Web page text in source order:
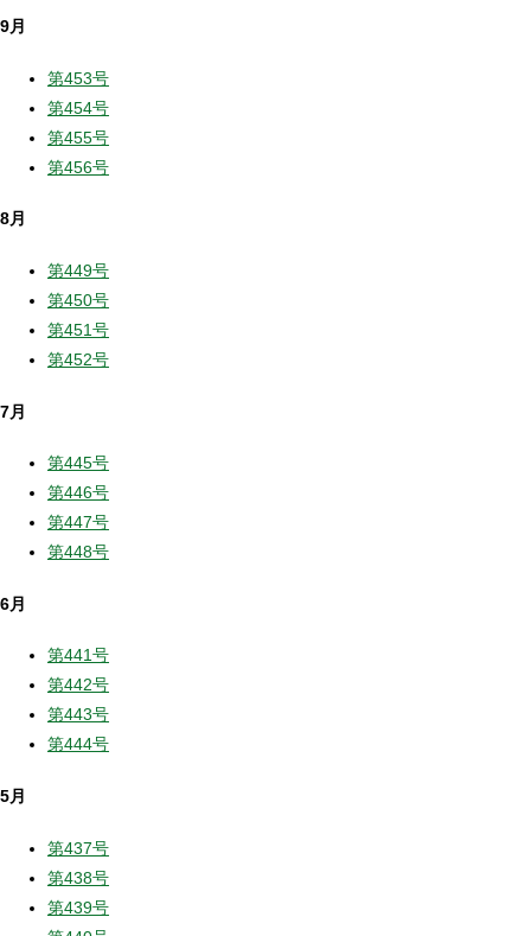
9月
第453号
第454号
第455号
第456号
8月
第449号
第450号
第451号
第452号
7月
第445号
第446号
第447号
第448号
6月
第441号
第442号
第443号
第444号
5月
第437号
第438号
第439号